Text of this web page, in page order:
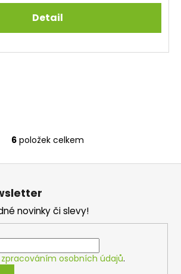
Detail
O
v
a
c
í
p
r
6 položek celkem
novinky či slevy!
zpracováním osobních údajů.